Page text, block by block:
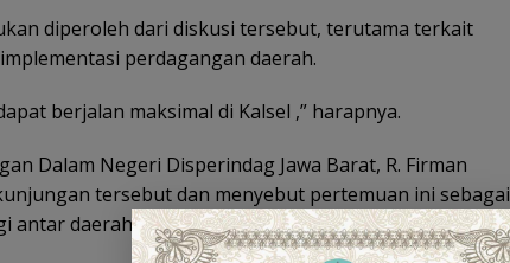
diperoleh dari diskusi tersebut, terutama terkait
perdagangan daerah.
berjalan maksimal di Kalsel ,” harapnya.
Dalam Negeri Disperindag Jawa Barat, R. Firman
tersebut dan menyebut pertemuan ini sebagai
antar daerah.